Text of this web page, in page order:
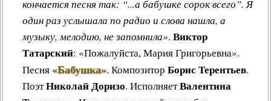
кончается песня так: “...а бабушке сорок всего”. Я
один раз услышала по радио и слова нашла, а
музыку, мелодию, не запомнила». Виктор
Татарский: «Пожалуйста, Мария Григорьевна».
Песня«Бабушка». Композитор Борис Терентьев.
ПоэтНиколай Доризо. ИсполняетВалентина